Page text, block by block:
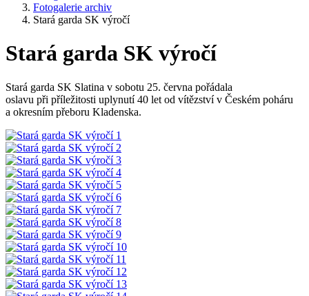
Fotogalerie archiv
Stará garda SK výročí
Stará garda SK výročí
Stará garda SK Slatina v sobotu 25. června pořádala
oslavu při příležitosti uplynutí 40 let od vítězství v Českém poháru
a okresním přeboru Kladenska.